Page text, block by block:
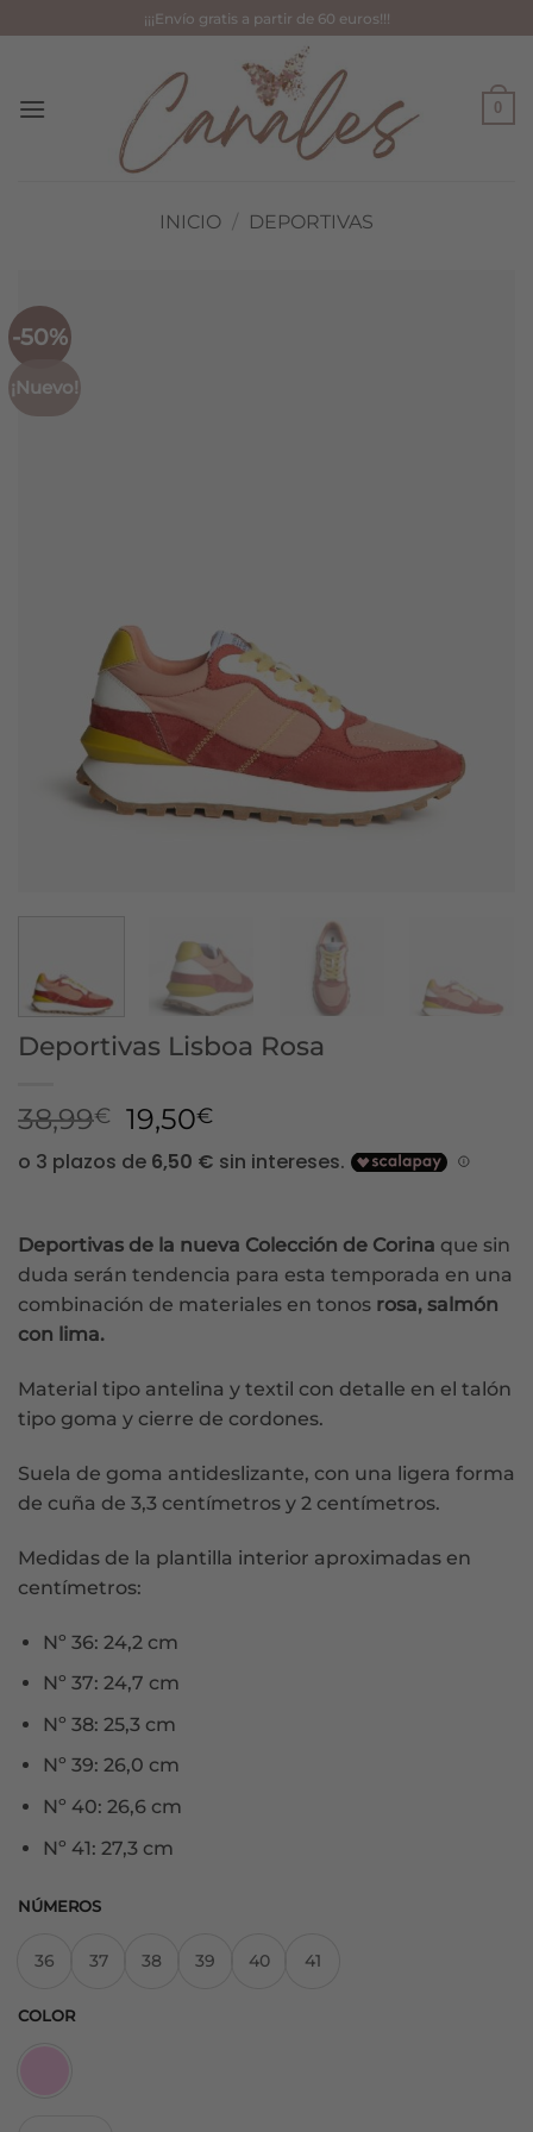
al
¡¡¡Envío gratis a partir de 60 euros!!!
0
INICIO / DEPORTIVAS
-50%
¡Nuevo!
Deportivas Lisboa Rosa
38,99€
El
precio
original
38,99€.
19,50€El
precio
actual
19,50€.
Deportivas de la nueva Colección de Corina que sin
duda serán tendencia para esta temporada en una
combinación de materiales en tonos rosa, salmón
con lima.
Material tipo antelina y textil con detalle en el talón
tipo goma y cierre de cordones.
Suela de goma antideslizante, con una ligera forma
de cuña de 3,3 centímetros y 2 centímetros.
Medidas de la plantilla interior aproximadas en
centímetros:
Nº 36: 24,2 cm
Nº 37: 24,7 cm
Nº 38: 25,3 cm
Nº 39: 26,0 cm
Nº 40: 26,6 cm
Nº 41: 27,3 cm
NÚMEROS
36 37 38 39 40 41
COLOR